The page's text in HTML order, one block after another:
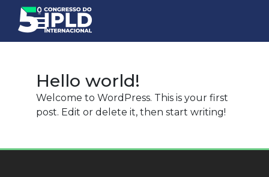
Hello world!
Welcome to WordPress. This is your first
post. Edit or delete it, then start writing!